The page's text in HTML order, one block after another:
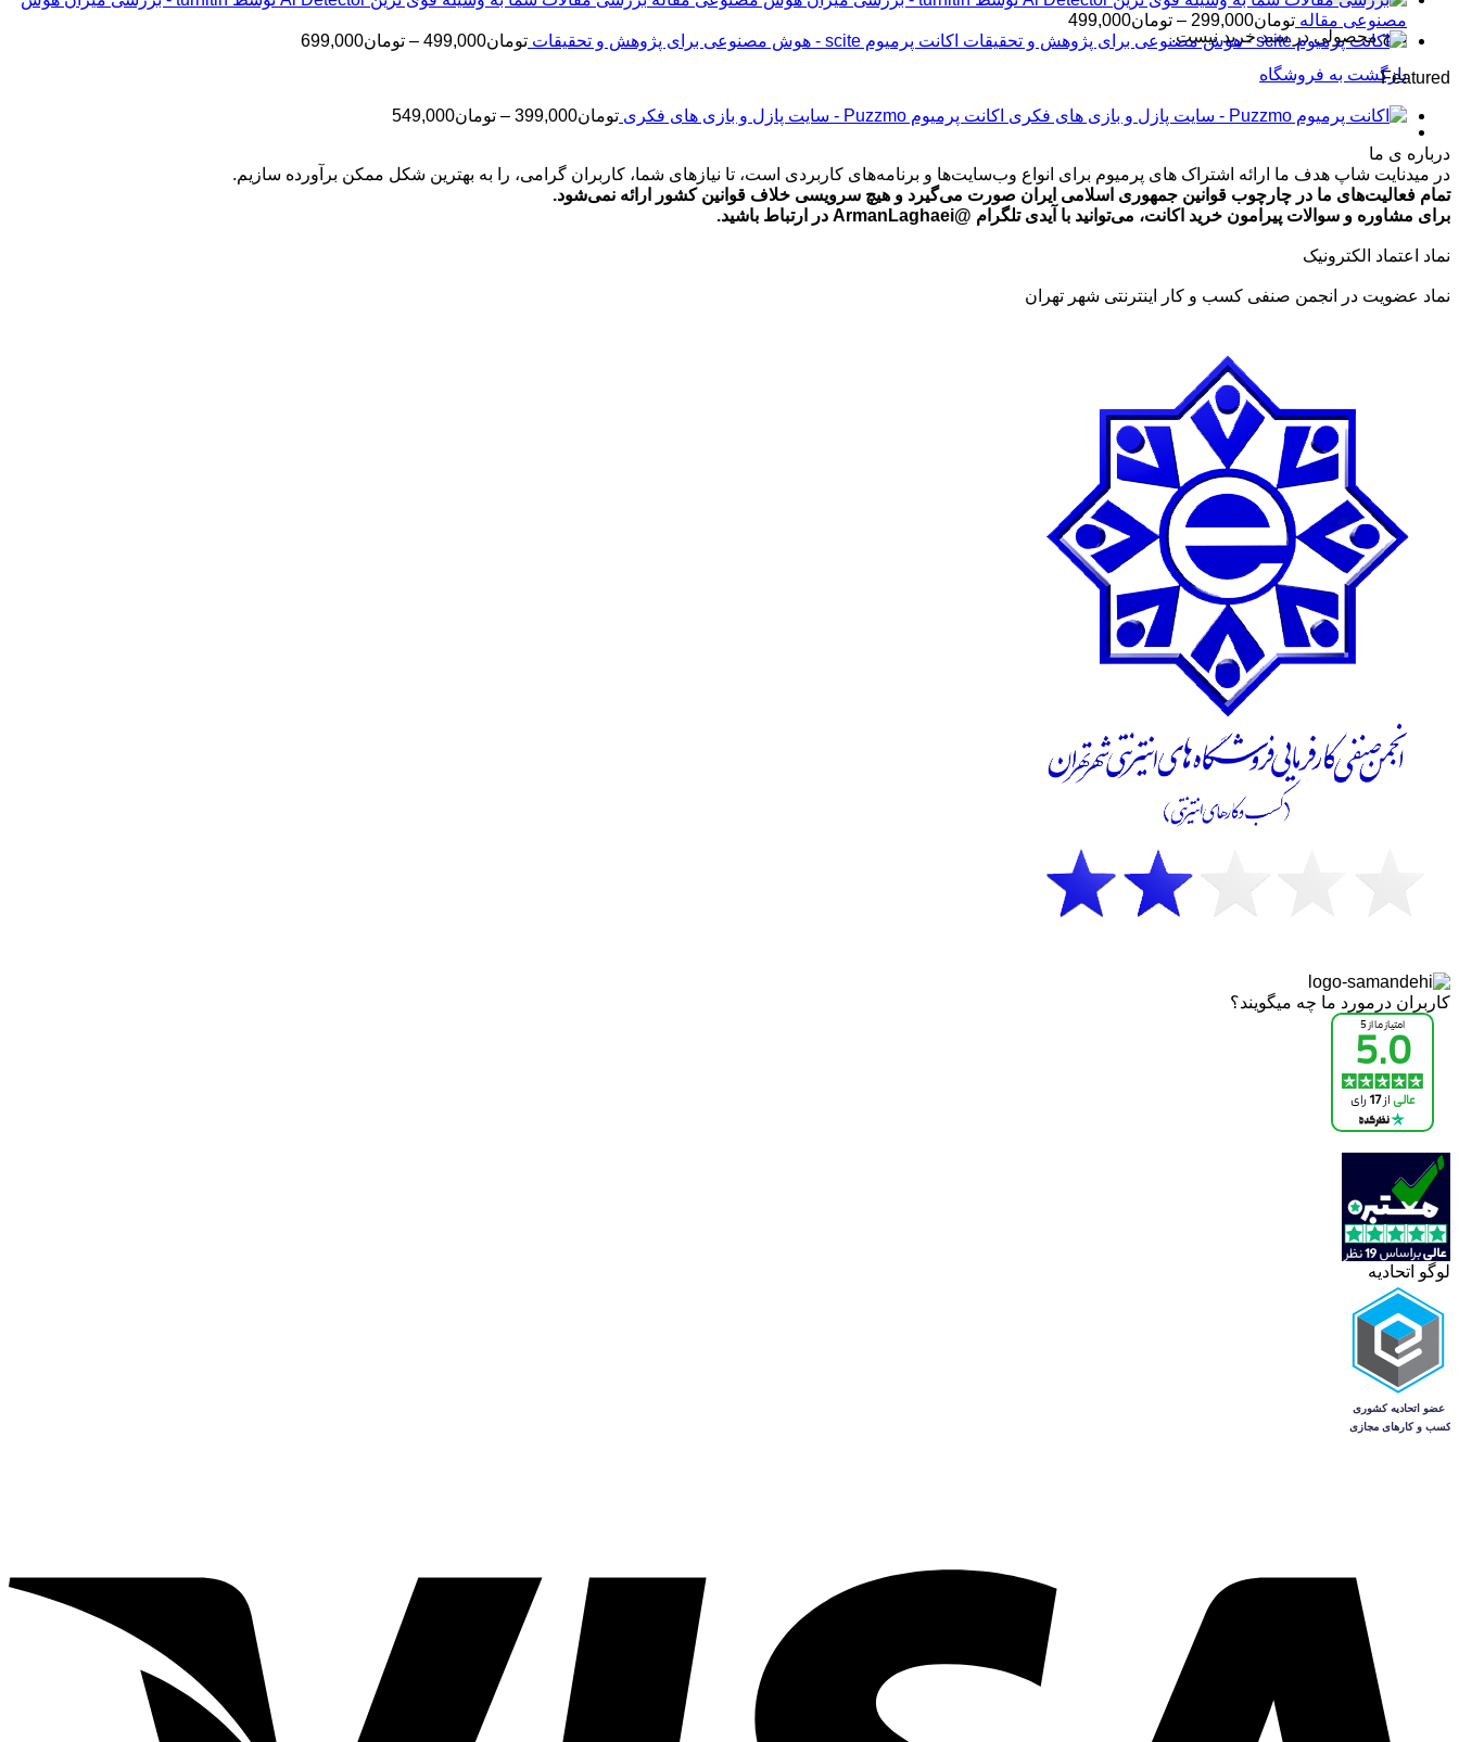
هیچ محصولی در سبد خرید نیست.
بازگشت به فروشگاه
تومان399,000
تا
مصنوعی مقاله تومان299,000
– تومان499,000محدوده
قیمت:
اکانت پرمیوم scite - هوش مصنوعی برای پژوهش و تحقیقات تومان499,000
– تومان699,000محدوده
Featured
اکانت پرمیوم Puzzmo - سایت پازل و بازی های فکری تومان399,000
– تومان549,000
تا
درباره ی ما
در میدنایت شاپ هدف ما ارائه اشتراک های پرمیوم برای انواع وب‌سایت‌ها و برنامه‌های کاربردی است، تا نیازهای شما، کاربران گرامی، را به بهترین شکل ممکن برآورده سازیم.
تمام فعالیت‌های ما در چارچوب قوانین جمهوری اسلامی ایران صورت می‌گیرد و هیچ سرویسی خلاف قوانین کشور ارائه نمی‌شود.
برای مشاوره و سوالات پیرامون خرید اکانت، می‌توانید با آیدی تلگرام @ArmanLaghaei در ارتباط باشید.
نماد اعتماد الکترونیک
نماد عضویت در انجمن صنفی کسب و کار اینترنتی شهر تهران
کاربران درمورد ما چه میگویند؟
لوگو اتحادیه